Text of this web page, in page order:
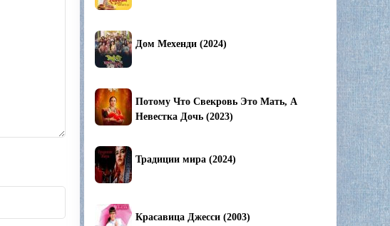
Дом Мехенди (2024)
Потому Что Свекровь Это Мать, А
Невестка Дочь (2023)
Традиции мира (2024)
Красавица Джесси (2003)